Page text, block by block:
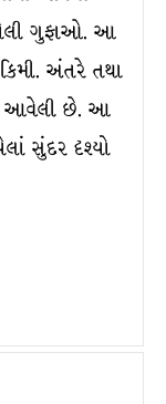
ગુફાઓ. આ
અંતરે તથા
આવેલી છે. આ
સુંદર દૃશ્યો